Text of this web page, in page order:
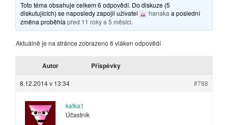
Toto téma obsahuje celkem 6 odpovědí. Do diskuze (5
diskutujících) se naposledy zapojil uživatel
hanaka a poslední
změna proběhlapřed 11 roky a 5 měsíci.
Aktuálně je na stránce zobrazeno 6 vláken odpovědí
Autor Příspěvky
8.12.2014 v 13:34 #788
katka1
Účastník